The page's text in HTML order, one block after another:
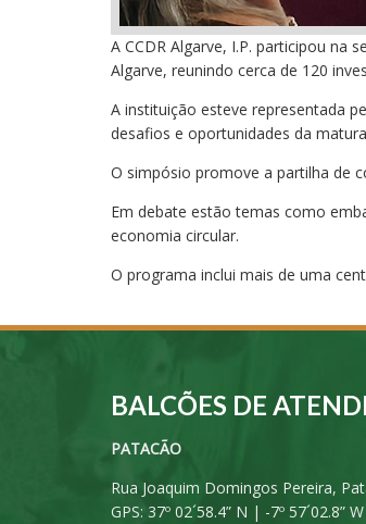
A CCDR Algarve, I.P. participou na
Algarve, reunindo cerca de 120
A instituição esteve representada
desafios e oportunidades da
O simpósio promove a partilha de
Em debate estão temas como
economia circular.
O programa inclui mais de uma
BALCÕES DE
PATACÃO
Rua Joaquim Domingos Pereira,
GPS: 37º 02´58.4” N | -7º 57´02.8” W